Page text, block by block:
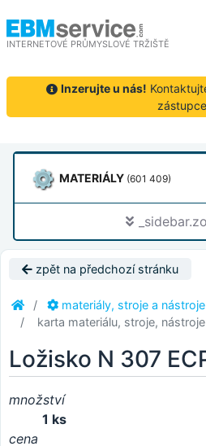
INTERNETOVÉ PRŮMYSLOVÉ TRŽIŠTĚ
Inzerujte u nás!
zástupce
MATERIÁLY (601 409)
zpět na předchozí stránku
materiály, stroje a nástroje
karta materiálu, stroje, nástroje
Ložisko N 307
množství
1 ks
cena